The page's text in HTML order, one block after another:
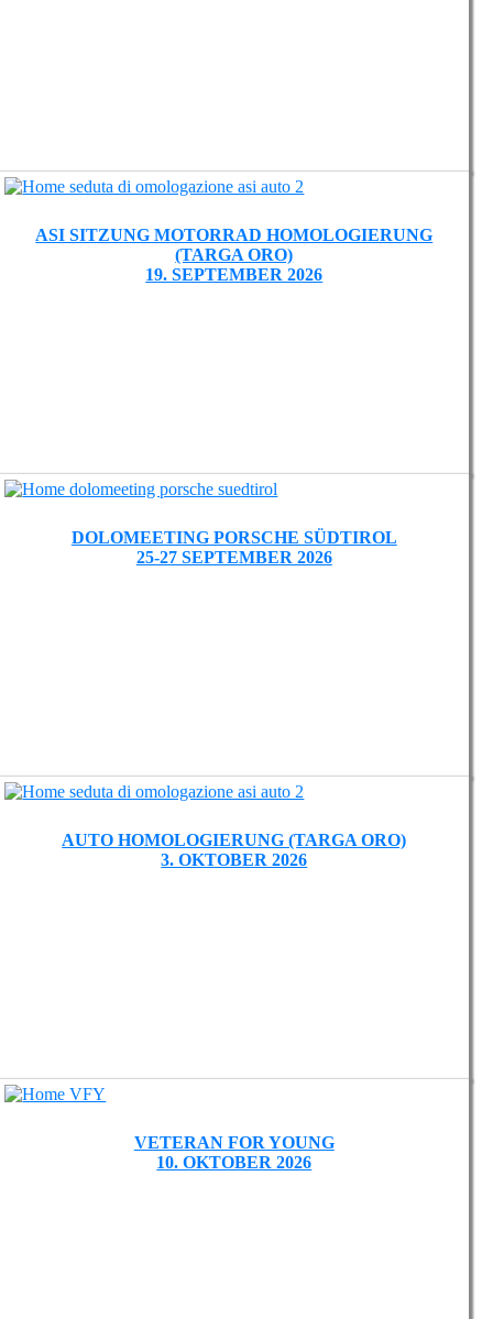
ASI SITZUNG MOTORRAD HOMOLOGIERUNG
(TARGA ORO)
19. SEPTEMBER 2026
DOLOMEETING PORSCHE SÜDTIROL
25-27 SEPTEMBER 2026
AUTO HOMOLOGIERUNG (TARGA ORO)
3. OKTOBER 2026
VETERAN FOR YOUNG
10. OKTOBER 2026